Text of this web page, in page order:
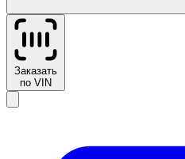
Заказать
по VIN